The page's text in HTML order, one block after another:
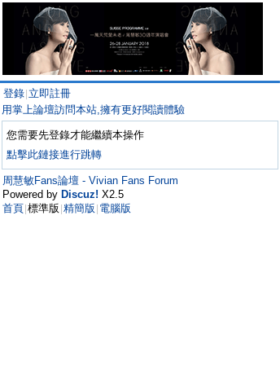
登錄 立即註冊
用掌上論壇訪問本站,擁有更好閱讀體驗
您需要先登錄才能繼續本操作
點擊此鏈接進行跳轉
周慧敏Fans論壇 - Vivian Fans Forum
Powered by Discuz! X2.5
首頁 標準版 精簡版 電腦版